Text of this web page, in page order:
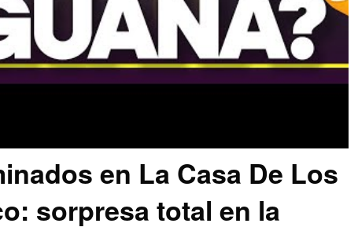
en La Casa De Los
sorpresa total en la